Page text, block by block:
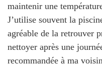
maintenir une
J’utilise souvent la
agréable de la retrouver
nettoyer après une
recommandée à ma